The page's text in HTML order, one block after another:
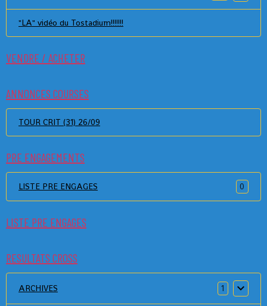
"LA" vidéo du Tostadium!!!!!!!
VENDRE / ACHETER
ANNONCES COURSES
TOUR CRIT (31) 26/09
PRE ENGAGEMENTS
LISTE PRE ENGAGES 0
LISTE PRE ENGAGES
RESULTATS CROSS
ARCHIVES 1